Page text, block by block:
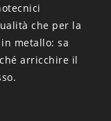
che per la
metallo: sa
arricchire il